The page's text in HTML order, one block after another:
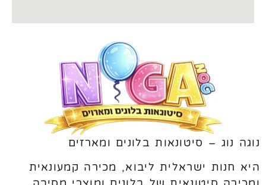
נוגה נוג – סיטונאות בלונים ומארזים
היא חנות ישראלית ליבוא, מכירה קמעונאית